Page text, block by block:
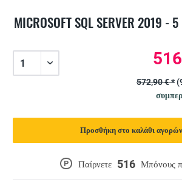
MICROSOFT SQL SERVER 2019 -
P Παίρνετε 516 Μπόνους
572,90 € *
Προσθήκη στο καλάθι αγορών